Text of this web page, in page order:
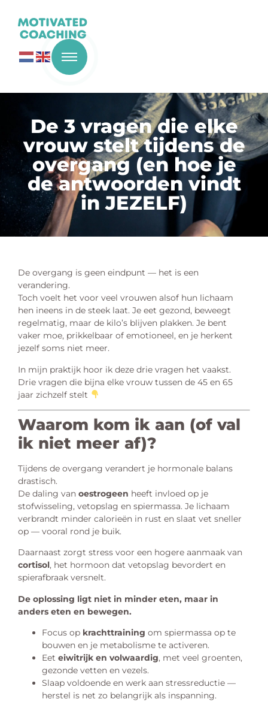
De 3 vragen die elke
vrouw stelt tijdens de
overgang (en hoe je
de antwoorden vindt
in JEZELF)
De overgang is geen eindpunt — het is een
verandering.
Toch voelt het voor veel vrouwen alsof hun lichaam
hen ineens in de steek laat. Je eet gezond, beweegt
regelmatig, maar de kilo’s blijven plakken. Je bent
vaker moe, prikkelbaar of emotioneel, en je herkent
jezelf soms niet meer.
In mijn praktijk hoor ik deze drie vragen het vaakst.
Drie vragen die bijna elke vrouw tussen de 45 en 65
jaar zichzelf stelt
Waarom kom ik aan (of val
ik niet meer af)?
Tijdens de overgang verandert je hormonale balans
drastisch.
De daling van oestrogeen heeft invloed op je
stofwisseling, vetopslag en spiermassa. Je lichaam
verbrandt minder calorieën in rust en slaat vet sneller
op — vooral rond je buik.
Daarnaast zorgt stress voor een hogere aanmaak van
cortisol, het hormoon dat vetopslag bevordert en
spierafbraak versnelt.
De oplossing ligt niet in minder eten, maar in
anders eten en bewegen.
Focus op krachttraining om spiermassa op te
bouwen en je metabolisme te activeren.
Eet eiwitrijk en volwaardig, met veel groenten,
gezonde vetten en vezels.
Slaap voldoende en werk aan stressreductie —
herstel is net zo belangrijk als inspanning.